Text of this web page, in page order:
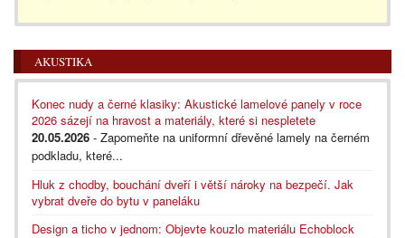
AKUSTIKA
Konec nudy a černé klasiky: Akustické lamelové panely v roce
2026 sázejí na hravost a materiály, které si nespletete
20.05.2026 - Zapomeňte na uniformní dřevěné lamely na černém
podkladu, které...
Hluk z chodby, bouchání dveří i větší nároky na bezpečí. Jak
vybrat dveře do bytu v paneláku
Design a ticho v jednom: Objevte kouzlo materiálu Echoblock